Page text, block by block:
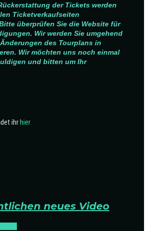
der Tickets werden
Ticketverkaufseiten
überprüfen Sie die Website für
Wir werden Sie umgehend
des Tourplans in
Wir möchten uns noch einmal
und bitten um Ihr
ihrhier
neues Video